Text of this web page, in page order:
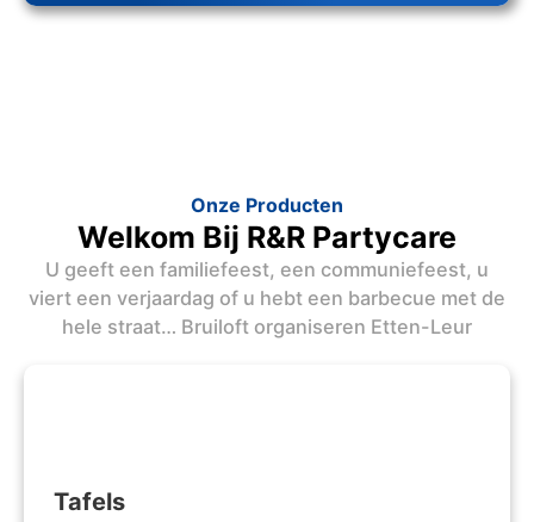
Onze Producten
Welkom Bij R&R Partycare
U geeft een familiefeest, een communiefeest, u
viert een verjaardag of u hebt een barbecue met de
hele straat… Bruiloft organiseren Etten-Leur
Tafels